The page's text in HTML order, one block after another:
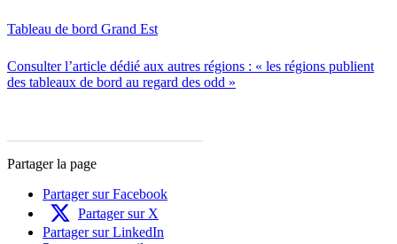
Tableau de bord Grand Est
Consulter l’article dédié aux autres régions : « les régions publient
des tableaux de bord au regard des odd »
Partager la page
Partager sur Facebook
Partager sur X
Partager sur LinkedIn